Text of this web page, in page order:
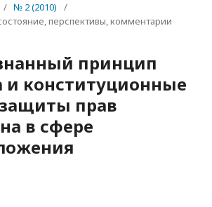
/ № 2 (2010)
/
перспективы, комментарии
принцип
и конституционные
прав
в сфере